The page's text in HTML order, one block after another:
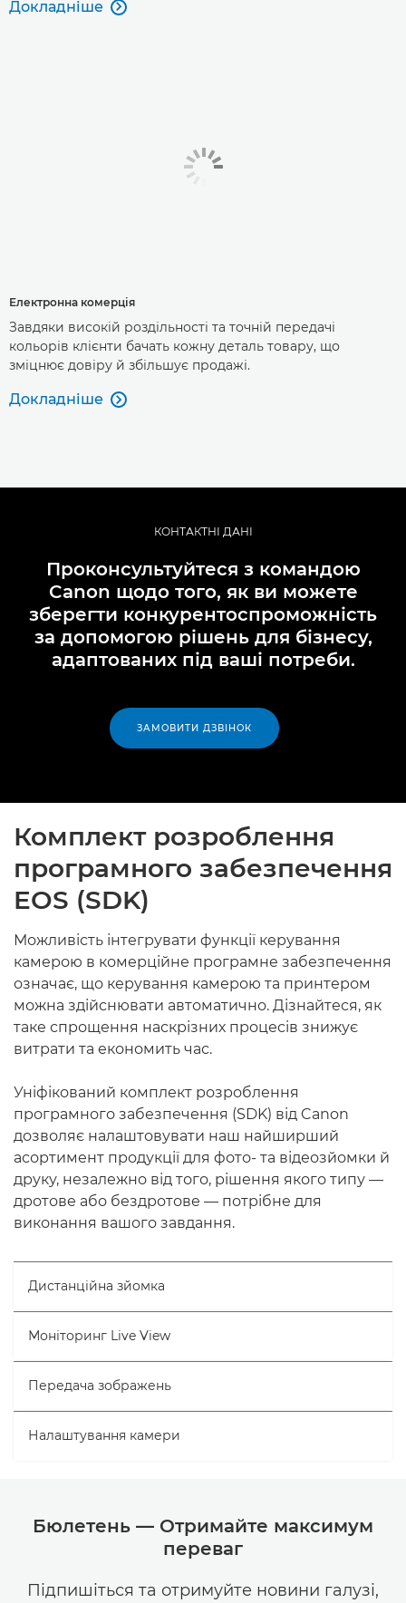
Докладніше 
Електронна комерція
Завдяки високій роздільності та точній передачі
кольорів клієнти бачать кожну деталь товару, що
зміцнює довіру й збільшує продажі.
Докладніше 
КОНТАКТНІ ДАНІ
Проконсультуйтеся з командою
Canon щодо того, як ви можете
зберегти конкурентоспроможність
за допомогою рішень для бізнесу,
адаптованих під ваші потреби.
ЗАМОВИТИ ДЗВІНОК
Комплект розроблення
програмного забезпечення
EOS (SDK)
Можливість інтегрувати функції керування
камерою в комерційне програмне забезпечення
означає, що керування камерою та принтером
можна здійснювати автоматично. Дізнайтеся, як
таке спрощення наскрізних процесів знижує
витрати та економить час.
Уніфікований комплект розроблення
програмного забезпечення (SDK) від Canon
дозволяє налаштовувати наш найширший
асортимент продукції для фото- та відеозйомки й
друку, незалежно від того, рішення якого типу —
дротове або бездротове — потрібне для
виконання вашого завдання.
Дистанційна зйомка
Моніторинг Live View
Передача зображень
Налаштування камери
Бюлетень — Отримайте максимум
переваг
Підпишіться та отримуйте новини галузі,